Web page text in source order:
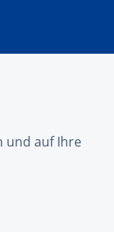
und auf Ihre